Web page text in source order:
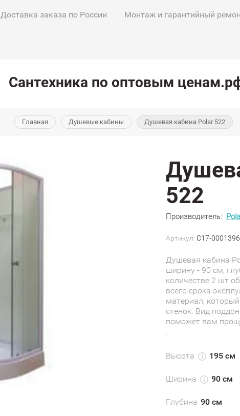
Доставка заказа по России Монтаж и гарантийный
Сантехника по оптовым
Главная Душевые кабины Душевая кабина Polar 522
522
Производитель:
Артикул: С17-0001396
Душевая кабина
ширину - 90 см,
количестве 2 шт
всего срока
материал,
стенок. Вид
поможет вам
.
Высота 195 см
Ширина 90 см
Глубина 90 см